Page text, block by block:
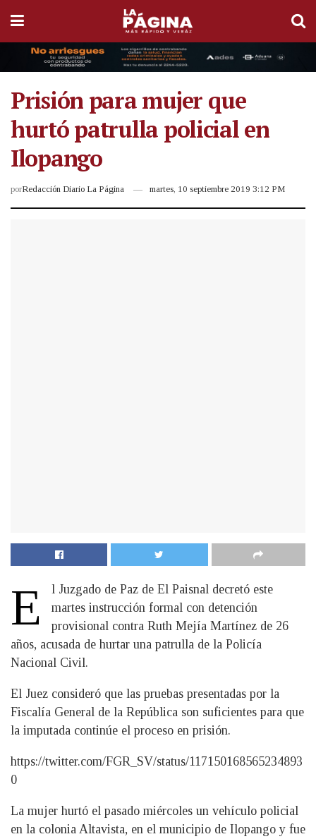
Prisión para mujer que
hurtó patrulla policial en
Ilopango
porRedacción Diario La Página martes, 10 septiembre 2019 3:12 PM
E
l Juzgado de Paz de El Paisnal decretó este
martes instrucción formal con detención
provisional contra Ruth Mejía Martínez de 26
años, acusada de hurtar una patrulla de la Policía
Nacional Civil.
El Juez consideró que las pruebas presentadas por la
Fiscalía General de la República son suficientes para que
la imputada continúe el proceso en prisión.
https://twitter.com/FGR_SV/status/117150168565234893
0
La mujer hurtó el pasado miércoles un vehículo policial
en la colonia Altavista, en el municipio de Ilopango y fue